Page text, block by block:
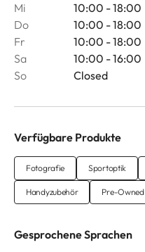
Mi
10:00 - 18:00
Do
10:00 - 18:00
Fr
10:00 - 18:00
Sa
10:00 - 16:00
So
Closed
Verfügbare Produkte
Fotografie Sportoptik
Handyzubehör Pre-Owned
Gesprochene Sprachen